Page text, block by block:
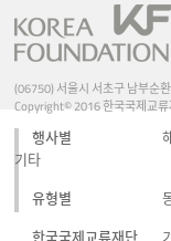
(06750) 서울시 서초구 남부순
Copyright© 2016 한국국제교
행사별
기타
유형별